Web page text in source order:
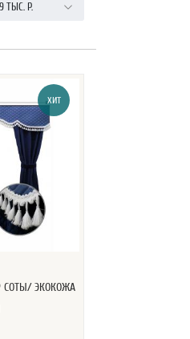
ТЫС.Р.
ХИТ
СОТЫ/ ЭКОКОЖА